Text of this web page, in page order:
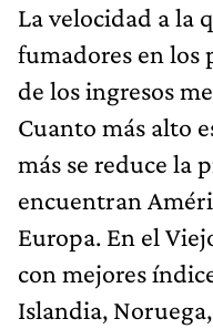
La velocidad a la
fumadores en los
de los ingresos
Cuanto más alto
más se reduce la
encuentran
Europa. En el
con mejores
Islandia,